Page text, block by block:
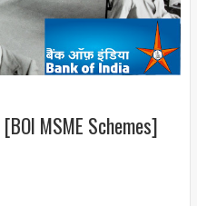
MSME Schemes]